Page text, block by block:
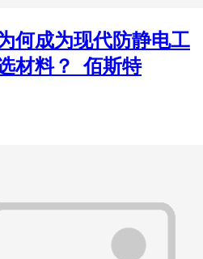
何成为现代防静电工
材料？_佰斯特